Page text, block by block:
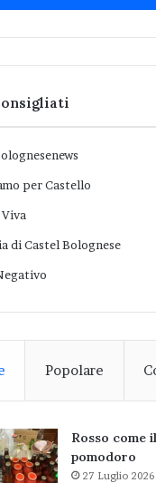
per Castello
di Castel Bolognese
Popolare
Rosso come il
pomodoro
27 Luglio 2026